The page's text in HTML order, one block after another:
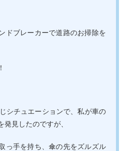
ドブレーカーで道路のお掃除を
シチュエーションで、私が車の
見したのですが、
っ手を持ち、傘の先をズルズル